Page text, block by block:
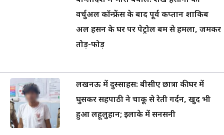
वर्चुअल कॉन्फ्रेंस के बाद पूर्व कप्तान शाकिब
अल हसन के घर पर पेट्रोल बम से हमला, जमकर
तोड़-फोड़
लखनऊ में दुस्साहस: बीसीए छात्रा की घर में
घुसकर सहपाठी ने चाकू से रेती गर्दन, खुद भी
हुआ लहूलुहान; इलाके में सनसनी